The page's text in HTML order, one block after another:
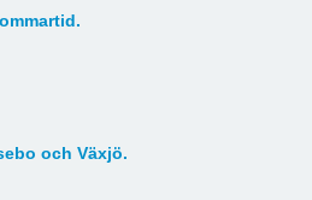
och Växjö.